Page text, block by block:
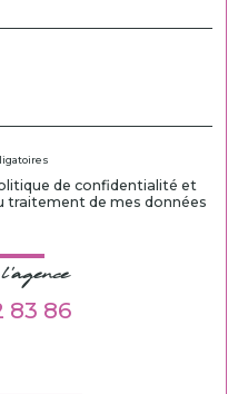
de confidentialité et
traitement de mes données
83 86